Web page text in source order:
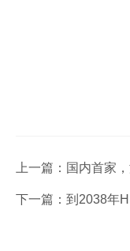
上一篇： 国内首家
下一篇： 到2038年